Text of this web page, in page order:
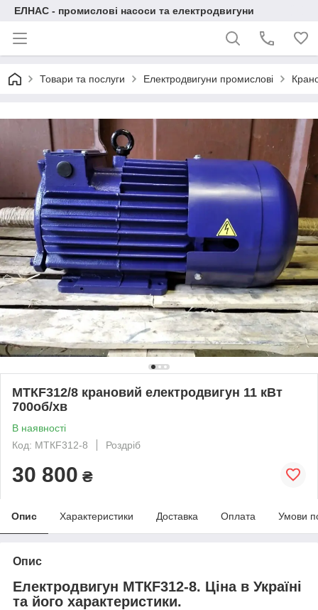
ЕЛНАС - промислові насоси та електродвигуни
Товари та послуги Електродвигуни промислові
МТКF312/8 крановий електродвигун 11 кВт
700об/хв
В наявності
Код: МТКF312-8
Роздріб
30 800 ₴
Опис Характеристики Доставка Оплата Умови
Опис
Електродвигун МТКF312-8. Ціна в Україні
та його характеристики.